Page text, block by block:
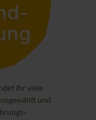
ihr viele
und